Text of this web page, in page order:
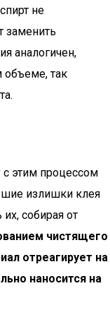
не
заменить
аналогичен,
так
этим процессом
излишки клея
собирая от
чистящего
отреагирует на
наносится на